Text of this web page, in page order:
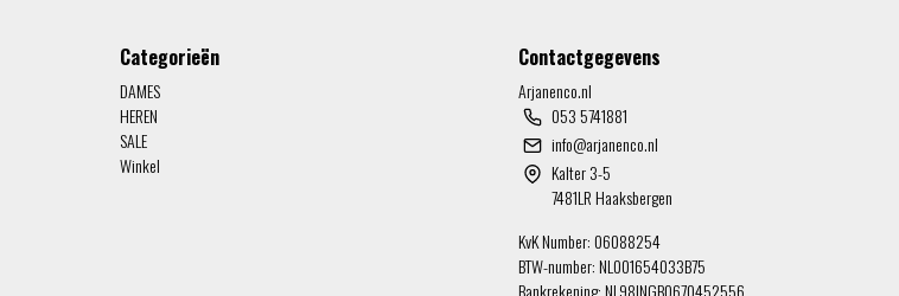
Categorieën
DAMES
HEREN
SALE
Winkel
Contactgegevens
Arjanenco.nl
053 5741881
info@arjanenco.nl
Kalter 3-5
7481LR Haaksbergen
KvK Number: 06088254
BTW-number: NL001654033B75
Bankrekening: NL98INGB0670452556